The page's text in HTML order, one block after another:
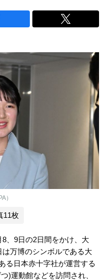
）
11枚
、9日の2日間をかけ、大
万博のシンボルである大
る日本赤十字社が運営する
)運動館などを訪問され、